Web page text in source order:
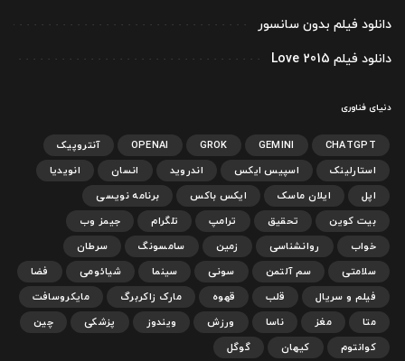
دانلود فیلم بدون سانسور
دانلود فیلم Love 2015
دنیای فناوری
CHATGPT
GEMINI
GROK
OPENAI
آنتروپیک
استارلینک
اسپیس ایکس اندروید انسان
انویدیا
اپل
ایلان ماسک ایکس باکس
برنامه نویسی
بیت کوین
تحقیق ترامپ تلگرام
جیمز وب
خواب
روانشناسی زمین سامسونگ
سرطان
سلامتی
سم آلتمن سونی سینما شیائومی
فضا
فیلم و سریال
قلب قهوه مارک زاکربرگ
مایکروسافت
متا
مغز ناسا ورزش ویندوز پزشکی
چین
کوانتوم
کیهان گوگل